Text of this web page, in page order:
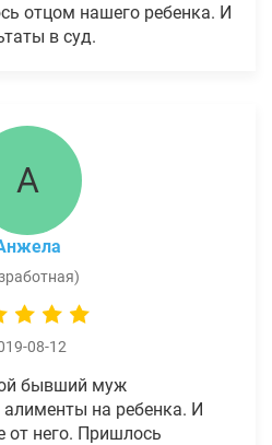
отцом нашего ребенка. И
в суд.
А
08-12
бывший муж
на ребенка. И
от него. Пришлось